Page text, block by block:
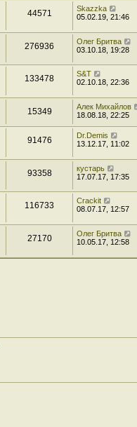
44571
Skazzka
05.02.19, 21:46
276936
Олег Бритва
03.10.18, 19:28
133478
S&T
02.10.18, 22:36
15349
Алек Михайлов
18.08.18, 22:25
91476
Dr.Demis
13.12.17, 11:02
93358
кустарь
17.07.17, 17:35
116733
Crackit
08.07.17, 12:57
27170
Олег Бритва
10.05.17, 12:58